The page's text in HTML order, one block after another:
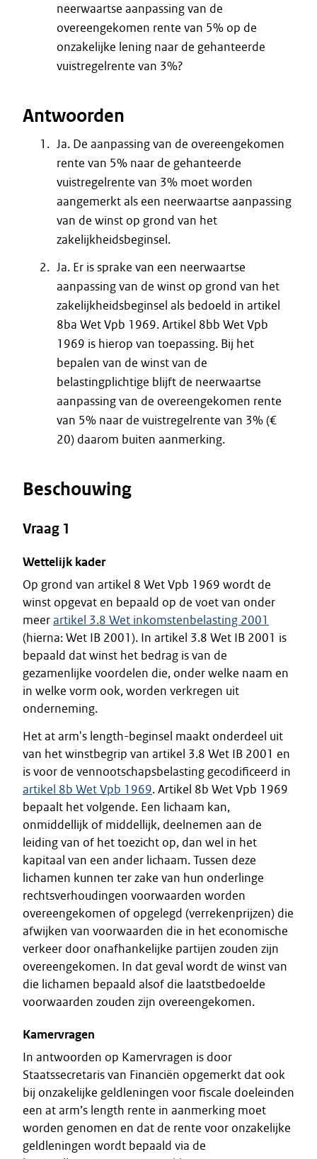
neerwaartse aanpassing van de
overeengekomen rente van 5% op de
onzakelijke lening naar de gehanteerde
vuistregelrente van 3%?
Antwoorden
Ja. De aanpassing van de overeengekomen
rente van 5% naar de gehanteerde
vuistregelrente van 3% moet worden
aangemerkt als een neerwaartse aanpassing
van de winst op grond van het
zakelijkheidsbeginsel.
Ja. Er is sprake van een neerwaartse
aanpassing van de winst op grond van het
zakelijkheidsbeginsel als bedoeld in artikel
8ba Wet Vpb 1969. Artikel 8bb Wet Vpb
1969 is hierop van toepassing. Bij het
bepalen van de winst van de
belastingplichtige blijft de neerwaartse
aanpassing van de overeengekomen rente
van 5% naar de vuistregelrente van 3% (€
20) daarom buiten aanmerking.
Beschouwing
Vraag 1
Wettelijk kader
Op grond van artikel 8 Wet Vpb 1969 wordt de
winst opgevat en bepaald op de voet van onder
meerartikel 3.8 Wet inkomstenbelasting 2001
(hierna: Wet IB 2001). In artikel 3.8 Wet IB 2001 is
bepaald dat winst het bedrag is van de
gezamenlijke voordelen die, onder welke naam en
in welke vorm ook, worden verkregen uit
onderneming.
Het at arm's length-beginsel maakt onderdeel uit
van het winstbegrip van artikel 3.8 Wet IB 2001 en
is voor de vennootschapsbelasting gecodificeerd in
artikel 8b Wet Vpb 1969. Artikel 8b Wet Vpb 1969
bepaalt het volgende. Een lichaam kan,
onmiddellijk of middellijk, deelnemen aan de
leiding van of het toezicht op, dan wel in het
kapitaal van een ander lichaam. Tussen deze
lichamen kunnen ter zake van hun onderlinge
rechtsverhoudingen voorwaarden worden
overeengekomen of opgelegd (verrekenprijzen) die
afwijken van voorwaarden die in het economische
verkeer door onafhankelijke partijen zouden zijn
overeengekomen. In dat geval wordt de winst van
die lichamen bepaald alsof die laatstbedoelde
voorwaarden zouden zijn overeengekomen.
Kamervragen
In antwoorden op Kamervragen is door
Staatssecretaris van Financiën opgemerkt dat ook
bij onzakelijke geldleningen voor fiscale doeleinden
een at arm’s length rente in aanmerking moet
worden genomen en dat de rente voor onzakelijke
geldleningen wordt bepaald via de